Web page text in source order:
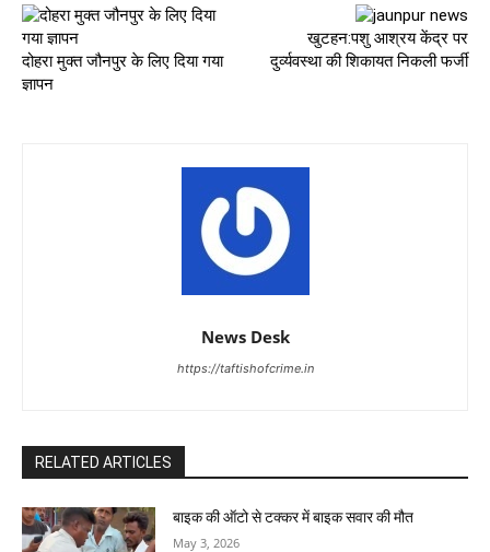
दोहरा मुक्त जौनपुर के लिए दिया गया
ज्ञापन
खुटहन:पशु आश्रय केंद्र पर
दुर्व्यवस्था की शिकायत निकली फर्जी
News Desk
https://taftishofcrime.in
RELATED ARTICLES
बाइक की ऑटो से टक्कर में बाइक सवार की मौत
May 3, 2026